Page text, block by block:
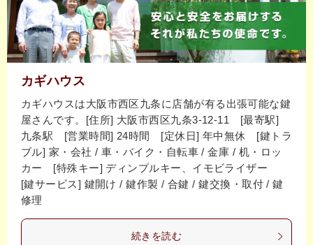
カギハウス
カギハウスは大阪市西区九条に店舗が有る出張可能な鍵
屋さんです。[住所] 大阪市西区九条3-12-11 [最寄駅]
九条駅 [営業時間] 24時間 [定休日] 年中無休 [鍵トラ
ブル] 家・会社 / 車・バイク・自転車 / 金庫 / 机・ロッ
カー [特殊キー] ディンプルキー、イモビライザー
[鍵サービス] 鍵開け / 鍵作製 / 合鍵 / 鍵交換・取付 / 鍵
修理
続きを読む